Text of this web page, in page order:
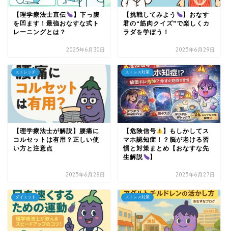
【理学療法士直伝
】下っ腹
を凹ます！最強おなすな式ト
レーニングとは？
2025年6月30日
【挑戦してみよう
】おなす
君の“筋肉クイズ”で楽しくカ
ラダを学ぼう！
2025年6月29日
ストレッチ
【理学療法士が解説】腰痛に
コルセットは有用？正しい使
い方と注意点
2025年6月28日
ストレス対策
【危険信号
】もしかしてス
マホ認知症！？脳が老ける習
慣と対策まとめ【おなすな先
生解説
】
2025年6月27日
ダイエット ストレス対策